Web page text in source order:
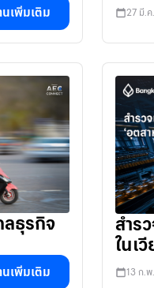
นเพิ่มเติม 27 มี.
ลธุรกิจ
นเพิ่มเติม
สำรวจเทร
ในเ
13 ก.